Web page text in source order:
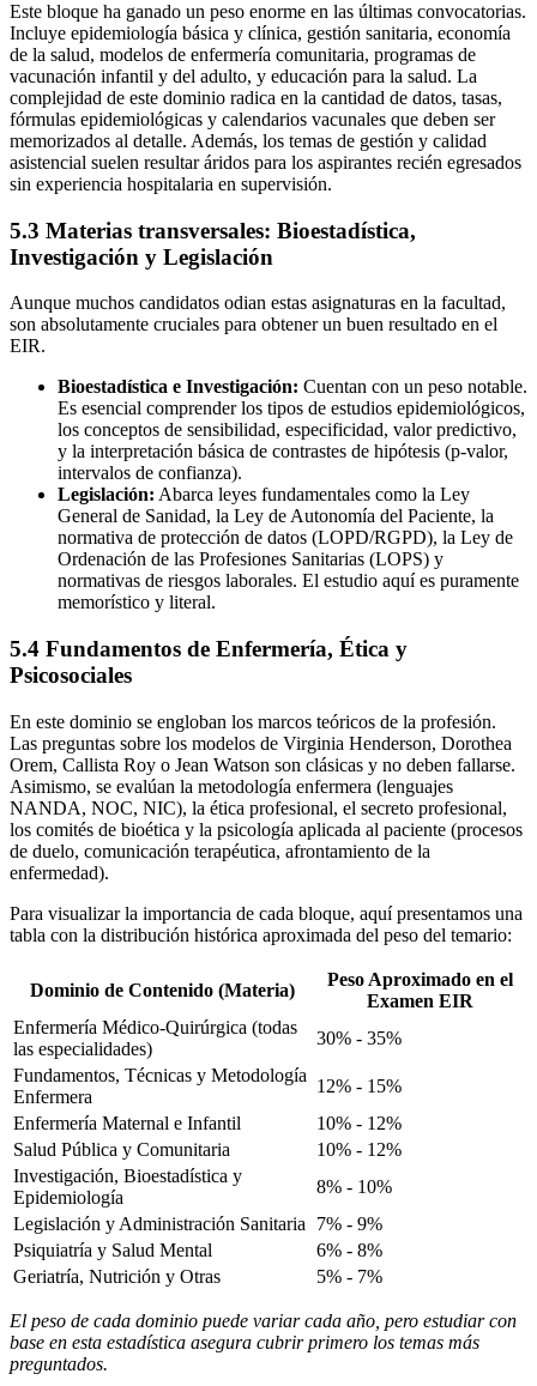
Este bloque ha ganado un peso enorme en las últimas convocatorias.
Incluye epidemiología básica y clínica, gestión sanitaria, economía
de la salud, modelos de enfermería comunitaria, programas de
vacunación infantil y del adulto, y educación para la salud. La
complejidad de este dominio radica en la cantidad de datos, tasas,
fórmulas epidemiológicas y calendarios vacunales que deben ser
memorizados al detalle. Además, los temas de gestión y calidad
asistencial suelen resultar áridos para los aspirantes recién egresados
sin experiencia hospitalaria en supervisión.
5.3 Materias transversales: Bioestadística,
Investigación y Legislación
Aunque muchos candidatos odian estas asignaturas en la facultad,
son absolutamente cruciales para obtener un buen resultado en el
EIR.
Bioestadística e Investigación: Cuentan con un peso notable.
Es esencial comprender los tipos de estudios epidemiológicos,
los conceptos de sensibilidad, especificidad, valor predictivo,
y la interpretación básica de contrastes de hipótesis (p-valor,
intervalos de confianza).
Legislación: Abarca leyes fundamentales como la Ley
General de Sanidad, la Ley de Autonomía del Paciente, la
normativa de protección de datos (LOPD/RGPD), la Ley de
Ordenación de las Profesiones Sanitarias (LOPS) y
normativas de riesgos laborales. El estudio aquí es puramente
memorístico y literal.
5.4 Fundamentos de Enfermería, Ética y
Psicosociales
En este dominio se engloban los marcos teóricos de la profesión.
Las preguntas sobre los modelos de Virginia Henderson, Dorothea
Orem, Callista Roy o Jean Watson son clásicas y no deben fallarse.
Asimismo, se evalúan la metodología enfermera (lenguajes
NANDA, NOC, NIC), la ética profesional, el secreto profesional,
los comités de bioética y la psicología aplicada al paciente (procesos
de duelo, comunicación terapéutica, afrontamiento de la
enfermedad).
Para visualizar la importancia de cada bloque, aquí presentamos una
tabla con la distribución histórica aproximada del peso del temario:
Dominio de Contenido (Materia)
Peso Aproximado en el
Examen EIR
Enfermería Médico-Quirúrgica (todas
las especialidades)
30% - 35%
Fundamentos, Técnicas y Metodología
Enfermera
12% - 15%
Enfermería Maternal e Infantil
10% - 12%
Salud Pública y Comunitaria
10% - 12%
Investigación, Bioestadística y
Epidemiología
8% - 10%
Legislación y Administración Sanitaria
7% - 9%
Psiquiatría y Salud Mental
6% - 8%
Geriatría, Nutrición y Otras
5% - 7%
El peso de cada dominio puede variar cada año, pero estudiar con
base en esta estadística asegura cubrir primero los temas más
preguntados.